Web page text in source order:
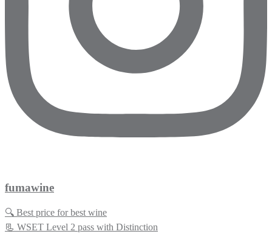
fumawine
🔍 Best price for best wine
📃 WSET Level 2 pass with Distinction